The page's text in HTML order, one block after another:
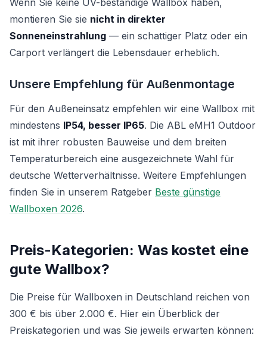
Wenn Sie keine UV-beständige Wallbox haben,
montieren Sie sie nicht in direkter
Sonneneinstrahlung — ein schattiger Platz oder ein
Carport verlängert die Lebensdauer erheblich.
Unsere Empfehlung für Außenmontage
Für den Außeneinsatz empfehlen wir eine Wallbox mit
mindestens IP54, besser IP65. Die ABL eMH1 Outdoor
ist mit ihrer robusten Bauweise und dem breiten
Temperaturbereich eine ausgezeichnete Wahl für
deutsche Wetterverhältnisse. Weitere Empfehlungen
finden Sie in unserem Ratgeber Beste günstige
Wallboxen 2026.
Preis-Kategorien: Was kostet eine
gute Wallbox?
Die Preise für Wallboxen in Deutschland reichen von
300 € bis über 2.000 €. Hier ein Überblick der
Preiskategorien und was Sie jeweils erwarten können: